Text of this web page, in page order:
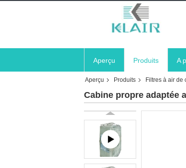
Aperçu Produits A
Aperçu Produits Filtres à air de
Cabine propre adaptée